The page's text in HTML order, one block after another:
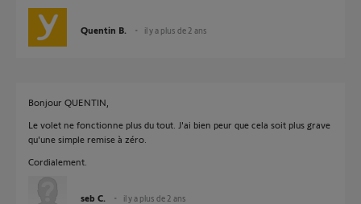
Quentin B. il y a plus de 2 ans
Bonjour QUENTIN,
Le volet ne fonctionne plus du tout. J'ai bien peur que cela soit plus grave
qu'une simple remise à zéro.
Cordialement.
seb C. il y a plus de 2 ans